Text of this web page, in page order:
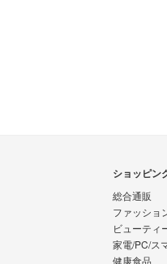
ショッピン
総合通販
ファッショ
ビューティ
家電/PC/ス
健康食品